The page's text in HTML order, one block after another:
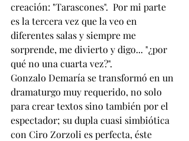
creación: "Tarascones".  Por mi parte
es la tercera vez que la veo en
diferentes salas y siempre me
sorprende, me divierto y digo... "¿por
qué no una cuarta vez?".
Gonzalo Demaría se transformó en un
dramaturgo muy requerido, no solo
para crear textos sino también por el
espectador; su dupla cuasi simbiótica
con Ciro Zorzoli es perfecta, éste